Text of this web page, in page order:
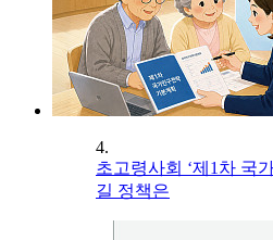
4.
초고령사회 ‘제1차 국
길 정책은